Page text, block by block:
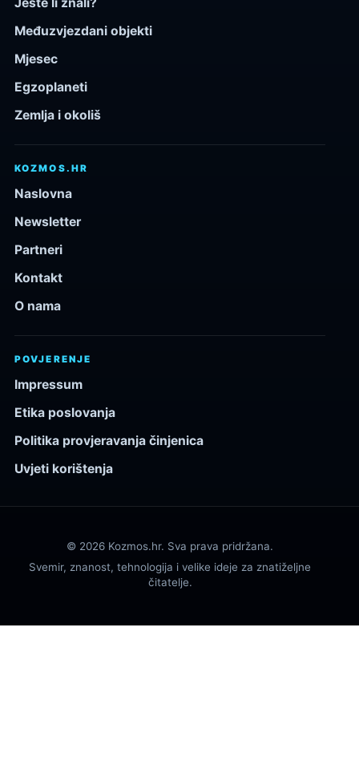
Međuzvjezdani objekti
Mjesec
Egzoplaneti
Zemlja i okoliš
KOZMOS.HR
Naslovna
Newsletter
Partneri
Kontakt
O nama
POVJERENJE
Impressum
Etika poslovanja
Politika provjeravanja činjenica
Uvjeti korištenja
© 2026 Kozmos.hr. Sva prava pridržana.
Svemir, znanost, tehnologija i velike ideje za znatiželjne
čitatelje.